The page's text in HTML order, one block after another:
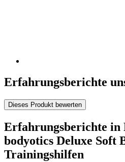
Erfahrungsberichte
Dieses Produkt bewerten
Erfahrungsberichte in
bodyotics Deluxe Soft
Trainingshilfen